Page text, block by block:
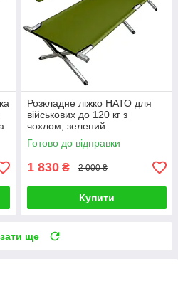
Розкладне ліжко НАТО для
військових до 120 кг з
чохлом, зелений
Готово до відправки
1 830 ₴ 2 000 ₴
Купити
ще